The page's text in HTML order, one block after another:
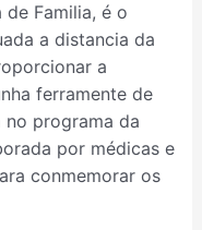
de Familia, é o
a distancia da
a
ferramente de
programa da
por médicas e
conmemorar os